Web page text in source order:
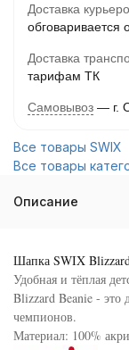
Доставка
обговаривается
Доставка
тарифам ТК
Самовывоз г.
Все товары SWIX
Все товары
Описание
Шапка SWIX
Удобная и тёплая
Blizzard Beanie - это
чемпионов.
Материал: 100%